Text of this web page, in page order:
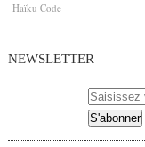
Haïku Code
NEWSLETTER